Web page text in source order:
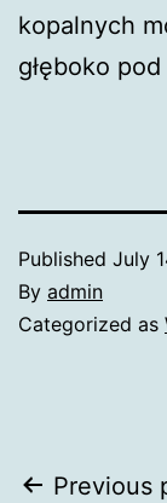
kopalnych
głęboko
Published July
By admin
Categorized as
Post
Previous